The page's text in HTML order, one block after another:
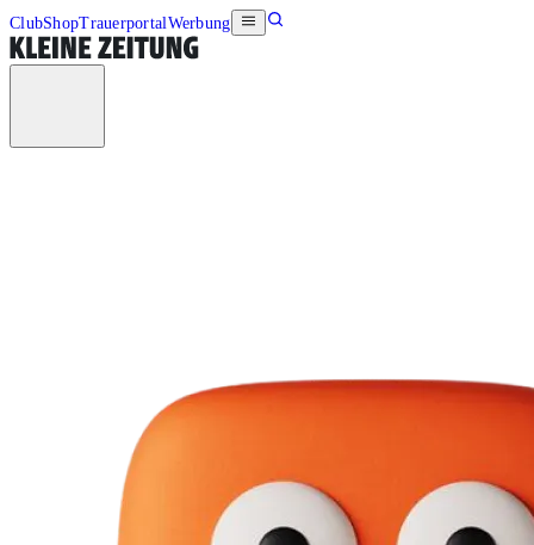
ClubShopTrauerportalWerbung